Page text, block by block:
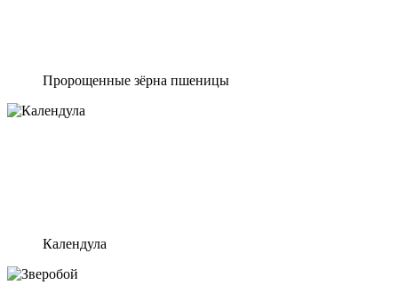
Пророщенные зёрна пшеницы
Календула